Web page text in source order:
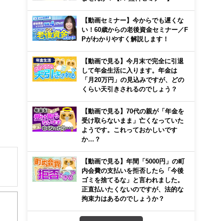
き
【動画セミナー】今からでも遅くな
い！60歳からの老後資金セミナー／F
Pがわかりやすく解説します！
【動画で見る】今月末で完全に引退
して年金生活に入ります。年金は
「月20万円」の見込みですが、どの
くらい天引きされるのでしょう？
【動画で見る】70代の親が「年金を
受け取らないまま」亡くなっていた
ようです。これっておかしいです
か…？
【動画で見る】年間「5000円」の町
内会費の支払いを拒否したら「今後
ゴミを捨てるな」と言われました。
正直払いたくないのですが、法的な
拘束力はあるのでしょうか？